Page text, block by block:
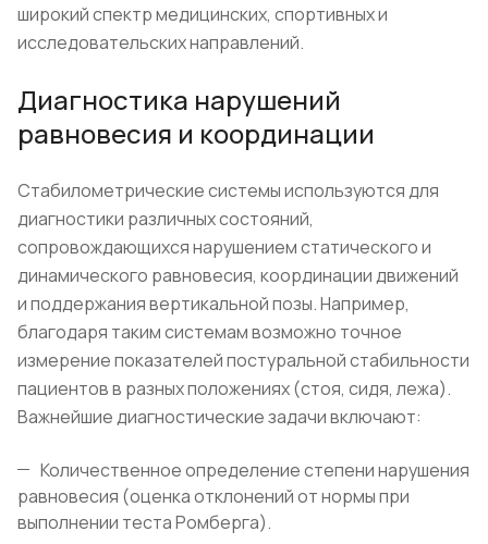
широкий спектр медицинских, спортивных и
исследовательских направлений.
Диагностика нарушений
равновесия и координации
Стабилометрические системы используются для
диагностики различных состояний,
сопровождающихся нарушением статического и
динамического равновесия, координации движений
и поддержания вертикальной позы. Например,
благодаря таким системам возможно точное
измерение показателей постуральной стабильности
пациентов в разных положениях (стоя, сидя, лежа).
Важнейшие диагностические задачи включают:
Количественное определение степени нарушения
равновесия (оценка отклонений от нормы при
выполнении теста Ромберга).